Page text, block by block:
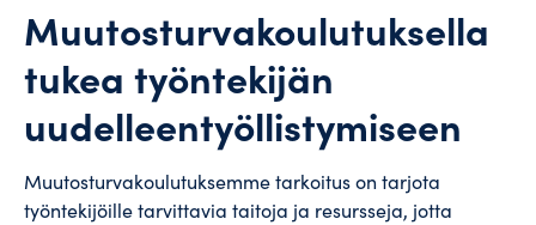
Muutosturvakoulutuksella
tukea työntekijän
uudelleentyöllistymiseen
Muutosturvakoulutuksemme tarkoitus on tarjota
työntekijöille tarvittavia taitoja ja resursseja, jotta